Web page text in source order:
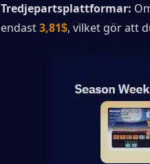
Tredjepartsplattformar:
endast 3,81$, vilket gör att